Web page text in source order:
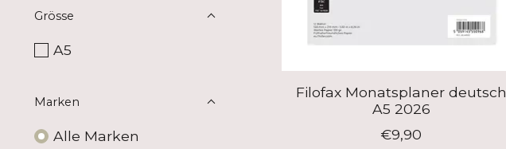
Grösse
A5
Marken
Alle Marken
Filofax Monatsplaner deutsch
A5 2026
€9,90